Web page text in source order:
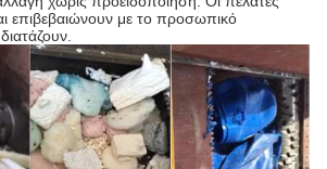
επιβεβαιώνουν με το προσωπικό